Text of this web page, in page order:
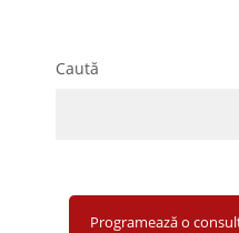
Caută
Programează o